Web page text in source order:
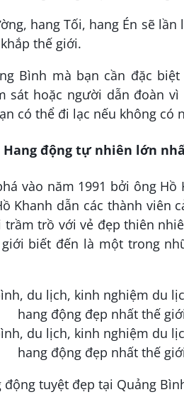
hang Tối, hang Én sẽ
thế giới.
Bình mà bạn cần đặc
sát hoặc người dẫn đoàn
có thể đi lạc nếu không có
Hang động tự nhiên lớn
vào năm 1991 bởi ông
Khanh dẫn các thành viên
trồ với vẻ đẹp thiên
biết đến là một trong
tuyệt đẹp tại Quảng